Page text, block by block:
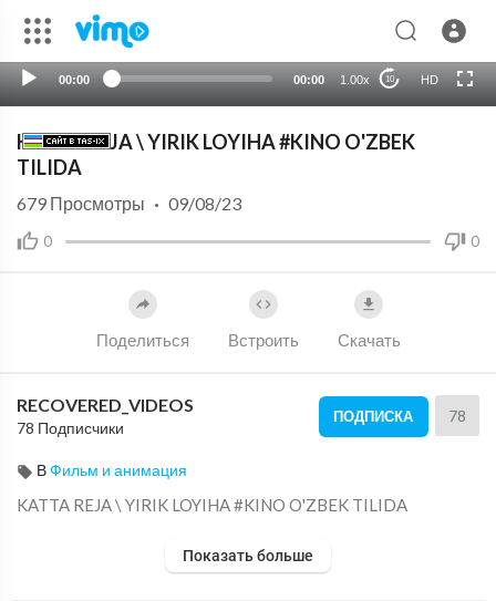
00:00 00:00 1.00x 10 HD
KATTA REJA \ YIRIK LOYIHA #KINO O'ZBEK
TILIDA
0 0
679 Просмотры · 09/08/23
Поделиться Встроить Скачать
RECOVERED_VIDEOS
78 Подписчики
ПОДПИСКА 78
ВФильм и анимация
⁣KATTA REJA \ YIRIK LOYIHA #KINO O'ZBEK TILIDA
Показать больше